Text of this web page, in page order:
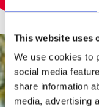
This website uses
We use cookies to
social media
share information
media, advertising